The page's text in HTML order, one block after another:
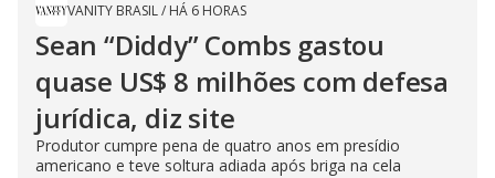
VANITY BRASIL/ HÁ 6 HORAS
Sean “Diddy” Combs gastou
quase US$ 8 milhões com defesa
jurídica, diz site
Produtor cumpre pena de quatro anos em presídio
americano e teve soltura adiada após briga na cela